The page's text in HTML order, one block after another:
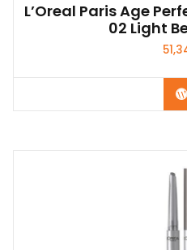
L’Oreal Paris Age
02 Light